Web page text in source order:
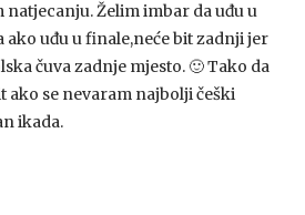
Želim imbar da uđu u
ako uđu u finale,neće bit zadnji jer
čuva zadnje mjesto. 🙂 Tako da
ako se nevaram najbolji češki
ikada.